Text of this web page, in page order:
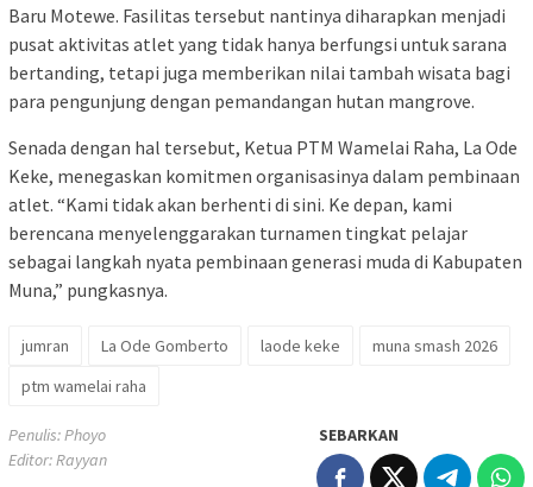
Baru Motewe. Fasilitas tersebut nantinya diharapkan menjadi
pusat aktivitas atlet yang tidak hanya berfungsi untuk sarana
bertanding, tetapi juga memberikan nilai tambah wisata bagi
para pengunjung dengan pemandangan hutan mangrove.
Senada dengan hal tersebut, Ketua PTM Wamelai Raha, La Ode
Keke, menegaskan komitmen organisasinya dalam pembinaan
atlet. “Kami tidak akan berhenti di sini. Ke depan, kami
berencana menyelenggarakan turnamen tingkat pelajar
sebagai langkah nyata pembinaan generasi muda di Kabupaten
Muna,” pungkasnya.
jumran La Ode Gomberto laode keke
muna smash 2026
ptm wamelai raha
Penulis: Phoyo
Editor: Rayyan
SEBARKAN